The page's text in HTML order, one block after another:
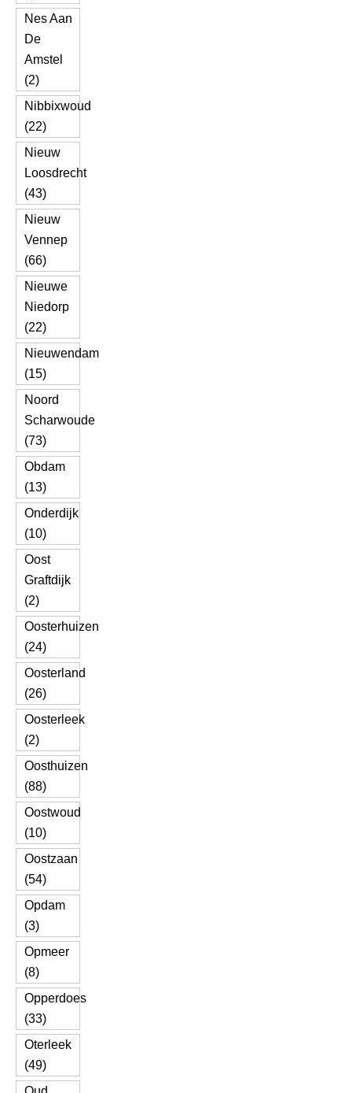
Nes Aan
De
Amstel
(2)
Nibbixwoud
(22)
Nieuw
Loosdrecht
(43)
Nieuw
Vennep
(66)
Nieuwe
Niedorp
(22)
Nieuwendam
(15)
Noord
Scharwoude
(73)
Obdam
(13)
Onderdijk
(10)
Oost
Graftdijk
(2)
Oosterhuizen
(24)
Oosterland
(26)
Oosterleek
(2)
Oosthuizen
(88)
Oostwoud
(10)
Oostzaan
(54)
Opdam
(3)
Opmeer
(8)
Opperdoes
(33)
Oterleek
(49)